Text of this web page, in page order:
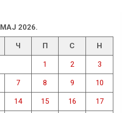
МАЈ 2026.
Ч П С Н
1 2 3
7 8 9 10
14 15 16 17